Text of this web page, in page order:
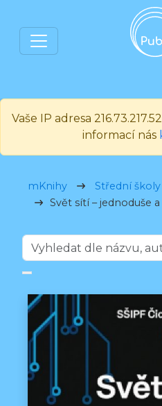
Vaše IP adresa
informací nás
mKnihy
Střední školy
Svět sítí – jednoduše